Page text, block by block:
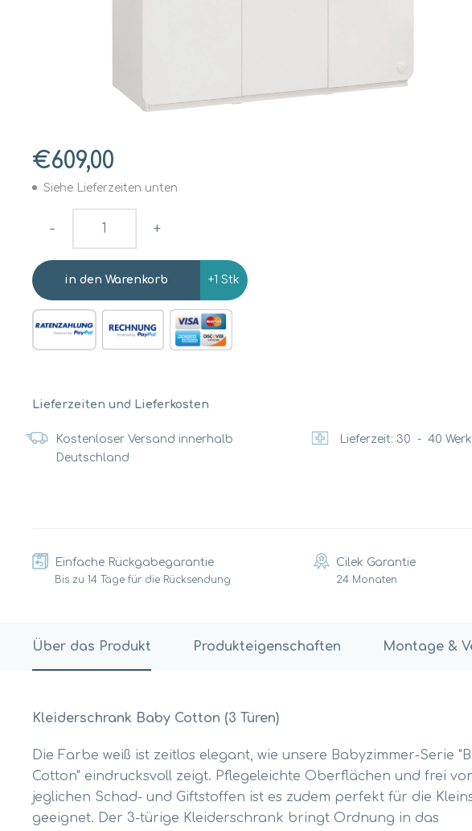
€609,00
Siehe Lieferzeiten unten
- +
+1 Stk
Lieferzeiten und Lieferkosten
Kostenloser Versand innerhalb
Deutschland
Lieferzeit: 30 - 40
Einfache Rückgabegarantie
Bis zu 14 Tage für die Rücksendung
Cilek Garantie
24 Monaten
Über das Produkt
Kleiderschrank Baby Cotton (3 Türen)
Die Farbe weiß ist zeitlos elegant, wie unsere Babyzimmer-Serie
Cotton" eindrucksvoll zeigt. Pflegeleichte Oberflächen und frei
jeglichen Schad- und Giftstoffen ist es zudem perfekt für die
geeignet. Der 3-türige Kleiderschrank bringt Ordnung in das
Produkteigenschaften Montage &